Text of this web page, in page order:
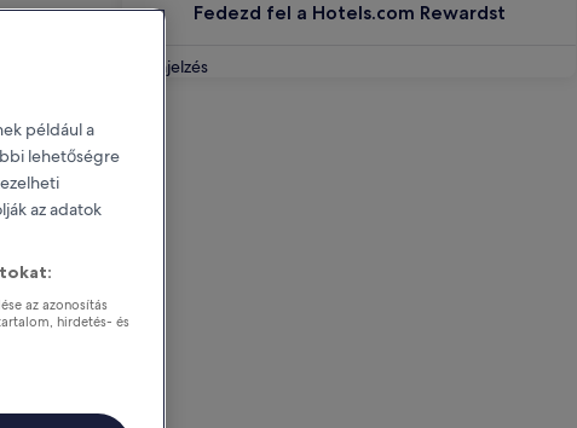
Fedezd fel a Hotels.com Rewardst
Visszajelzés
például a
lehetőségre
az adatok
az azonosítás
hirdetés- és